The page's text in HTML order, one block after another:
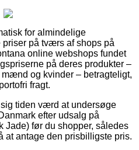
for almindelige
på tværs af shops på
online webshops fundet
på deres produkter –
og kvinder – betragteligt,
fragt.
tiden værd at undersøge
efter udsalg på
Jade) før du shopper, således
at antage den prisbilligste pris.